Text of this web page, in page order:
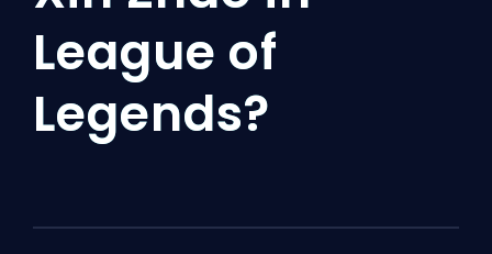
League of
Legends?